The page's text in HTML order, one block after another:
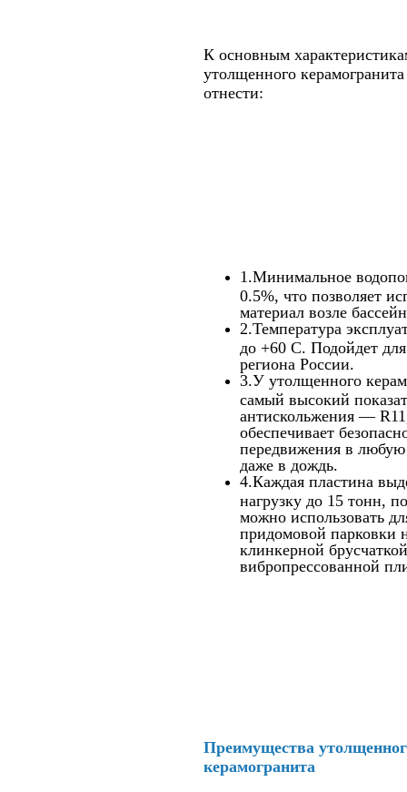
К основным
утолщенного
отнести:
1.Минимальное
0.5%, что позволяет
материал возле
2.Температура
до +60 С. Подойдет
региона России.
3.У утолщенного
самый высокий
антискольжения —
обеспечивает
передвижения в любую
даже в дождь.
4.Каждая пластина
нагрузку до 15 тонн,
можно использовать
придомовой парковки
клинкерной
вибропрессованной
Преимущества
керамогранита